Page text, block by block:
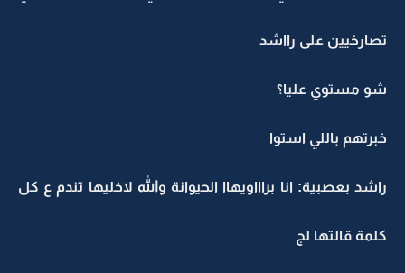
تصارخيين على رااشد
شو مستوي عليا؟
خبرتهم باللي استوا
راشد بعصبية: انا براااويهاا الحيوانة والله لاخليها تندم ع كل
كلمة قالتها لج